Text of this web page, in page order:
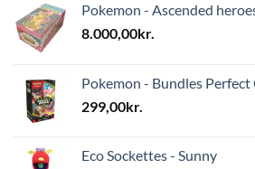
Pokemon - Ascended
8.000,00kr.
Pokemon - Bundles
299,00kr.
Eco Sockettes - Sunny